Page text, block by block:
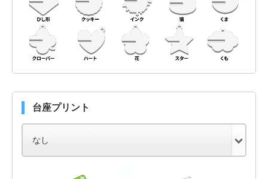
台座プリント